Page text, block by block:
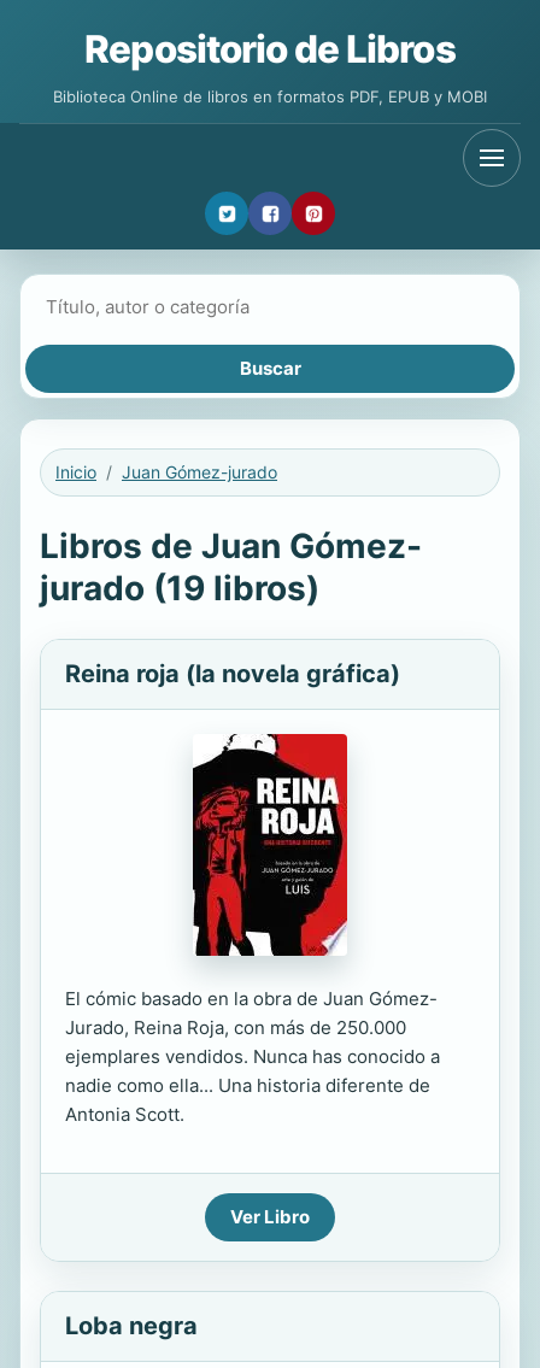
Repositorio de Libros
Biblioteca Online de libros en formatos PDF, EPUB y MOBI
Inicio Juan Gómez-jurado
Libros de Juan Gómez-
jurado (19 libros)
Reina roja (la novela gráfica)
El cómic basado en la obra de Juan Gómez-
Jurado, Reina Roja, con más de 250.000
ejemplares vendidos. Nunca has conocido a
nadie como ella... Una historia diferente de
Antonia Scott.
Ver Libro
Loba negra